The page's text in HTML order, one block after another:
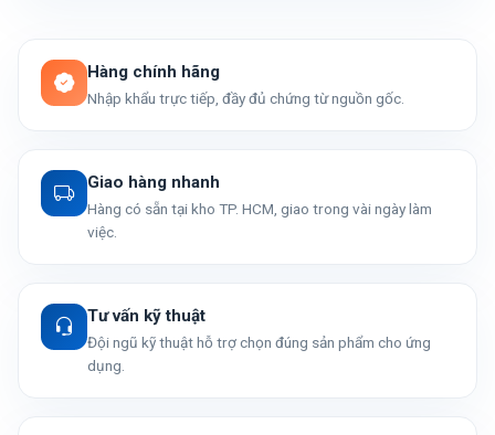
Hàng chính hãng
Nhập khẩu trực tiếp, đầy đủ chứng từ nguồn gốc.
Giao hàng nhanh
Hàng có sẵn tại kho TP. HCM, giao trong vài ngày làm
việc.
Tư vấn kỹ thuật
Đội ngũ kỹ thuật hỗ trợ chọn đúng sản phẩm cho ứng
dụng.